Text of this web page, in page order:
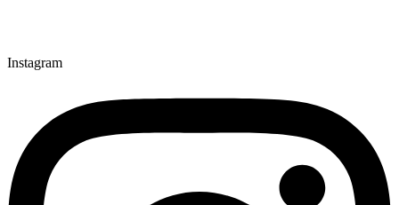
Instagram